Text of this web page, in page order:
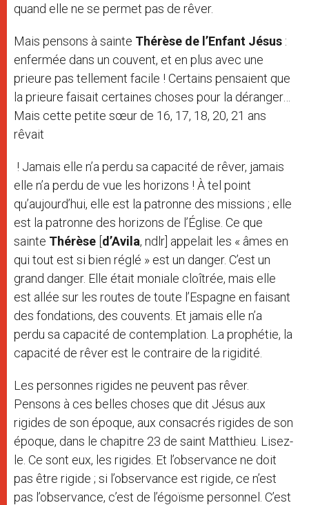
quand elle ne se permet pas de rêver.
Mais pensons à sainte Thérèse de l’Enfant Jésus :
enfermée dans un couvent, et en plus avec une
prieure pas tellement facile ! Certains pensaient que
la prieure faisait certaines choses pour la déranger…
Mais cette petite sœur de 16, 17, 18, 20, 21 ans
rêvait
! Jamais elle n’a perdu sa capacité de rêver, jamais
elle n’a perdu de vue les horizons ! À tel point
qu’aujourd’hui, elle est la patronne des missions ; elle
est la patronne des horizons de l’Église. Ce que
sainte Thérèse d’Avila, ndlr] appelait les « âmes en
qui tout est si bien réglé » est un danger. C’est un
grand danger. Elle était moniale cloîtrée, mais elle
est allée sur les routes de toute l’Espagne en faisant
des fondations, des couvents. Et jamais elle n’a
perdu sa capacité de contemplation. La prophétie, la
capacité de rêver est le contraire de la rigidité.
Les personnes rigides ne peuvent pas rêver.
Pensons à ces belles choses que dit Jésus aux
rigides de son époque, aux consacrés rigides de son
époque, dans le chapitre 23 de saint Matthieu. Lisez-
le. Ce sont eux, les rigides. Et l’observance ne doit
pas être rigide ; si l’observance est rigide, ce n’est
pas l’observance, c’est de l’égoïsme personnel. C’est